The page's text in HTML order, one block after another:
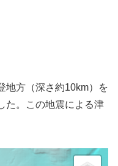
地方（深さ約10km）を
た。この地震による津